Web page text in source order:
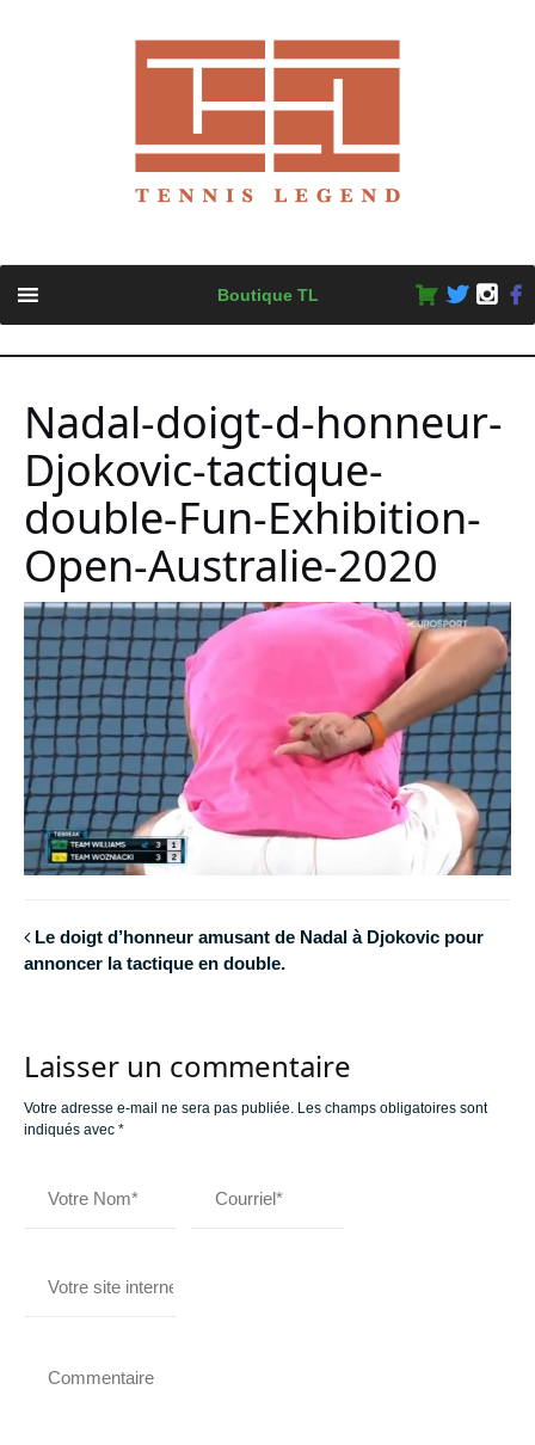
content
Boutique TL
Nadal-doigt-d-honneur-
Djokovic-tactique-
double-Fun-Exhibition-
Open-Australie-2020
Le doigt d’honneur amusant de Nadal à Djokovic pour
annoncer la tactique en double.
Laisser un commentaire
Votre adresse e-mail ne sera pas publiée. Les champs obligatoires sont
indiqués avec *